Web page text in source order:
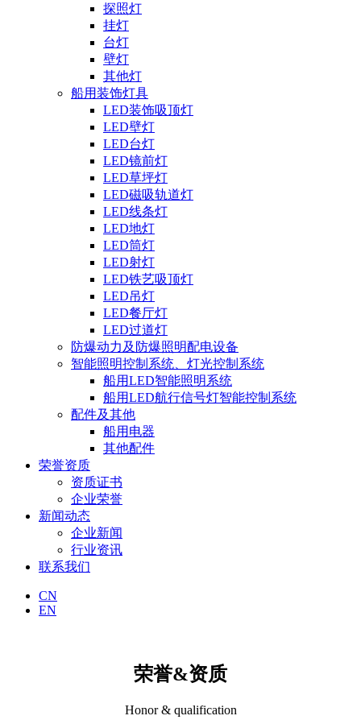
探照灯
挂灯
台灯
壁灯
其他灯
船用装饰灯具
LED装饰吸顶灯
LED壁灯
LED台灯
LED镜前灯
LED草坪灯
LED磁吸轨道灯
LED线条灯
LED地灯
LED筒灯
LED射灯
LED铁艺吸顶灯
LED吊灯
LED餐厅灯
LED过道灯
防爆动力及防爆照明配电设备
智能照明控制系统、灯光控制系统
船用LED智能照明系统
船用LED航行信号灯智能控制系统
配件及其他
船用电器
其他配件
荣誉资质
资质证书
企业荣誉
新闻动态
企业新闻
行业资讯
联系我们
CN
EN
荣誉&资质
Honor & qualification